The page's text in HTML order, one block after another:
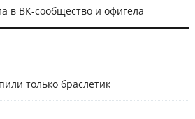
в ВК-сообщество и офигела
только браслетик